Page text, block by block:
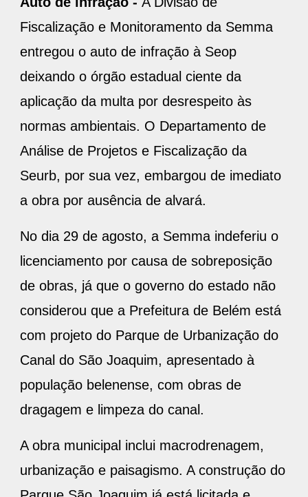
Fiscalização e Monitoramento da Semma
entregou o auto de infração à Seop
deixando o órgão estadual ciente da
aplicação da multa por desrespeito às
normas ambientais. O Departamento de
Análise de Projetos e Fiscalização da
Seurb, por sua vez, embargou de imediato
a obra por ausência de alvará.
No dia 29 de agosto, a Semma indeferiu o
licenciamento por causa de sobreposição
de obras, já que o governo do estado não
considerou que a Prefeitura de Belém está
com projeto do Parque de Urbanização do
Canal do São Joaquim, apresentado à
população belenense, com obras de
dragagem e limpeza do canal.
A obra municipal inclui macrodrenagem,
urbanização e paisagismo. A construção do